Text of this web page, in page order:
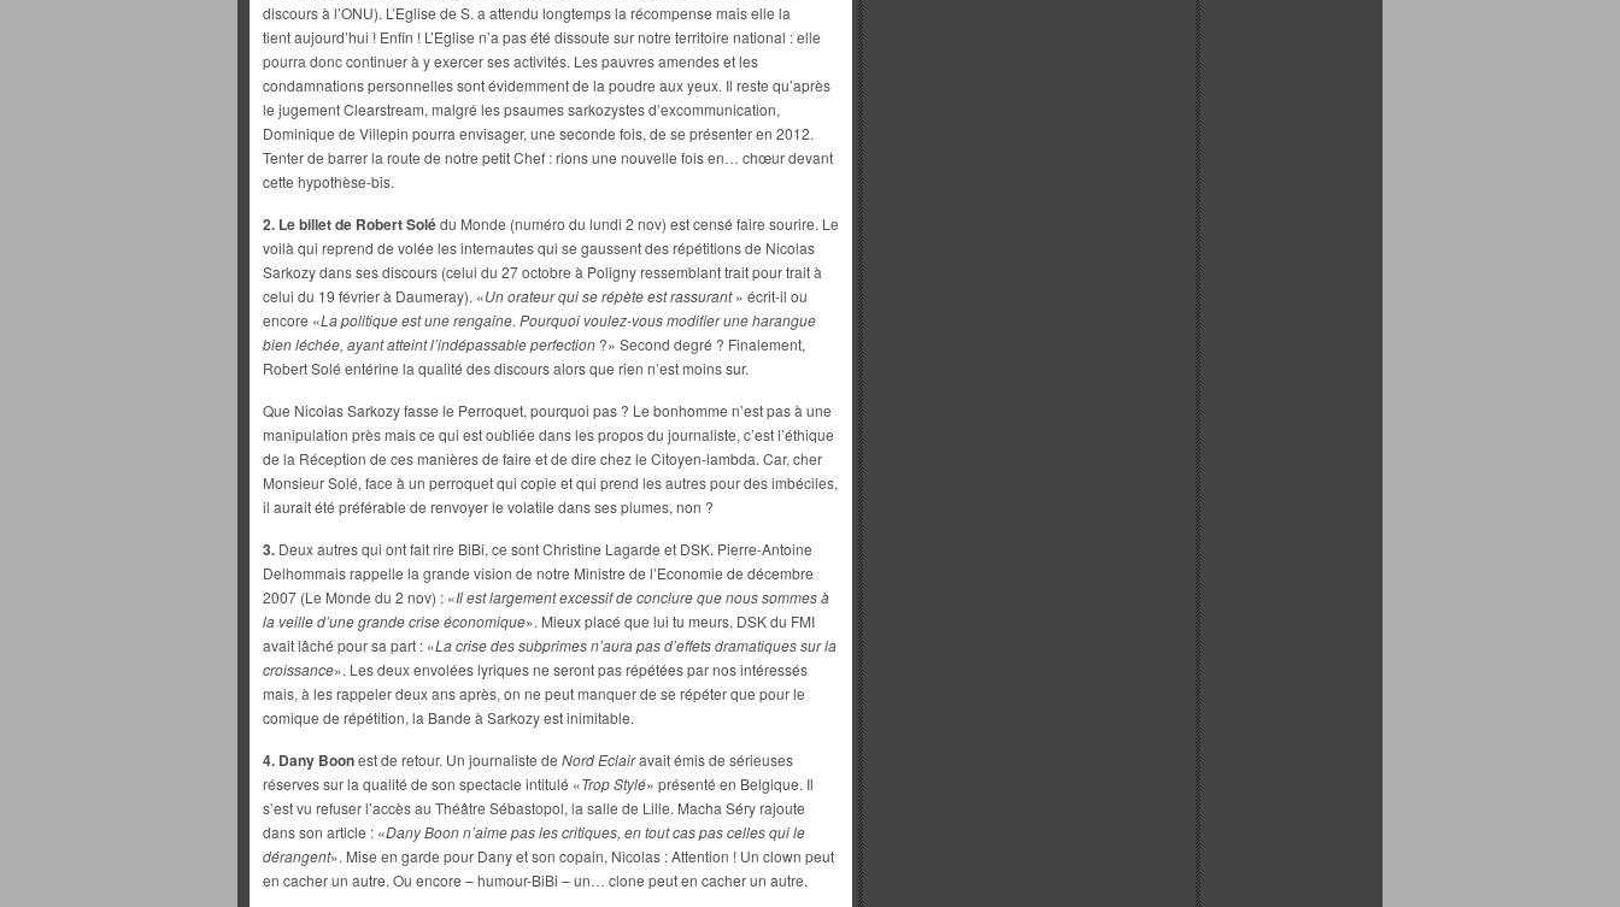
discours à l’ONU). L’Eglise de S. a attendu longtemps la récompense mais elle la
tient aujourd’hui ! Enfin ! L’Eglise n’a pas été dissoute sur notre territoire national : elle
pourra donc continuer à y exercer ses activités. Les pauvres amendes et les
condamnations personnelles sont évidemment de la poudre aux yeux. Il reste qu’après
le jugement Clearstream, malgré les psaumes sarkozystes d’excommunication,
Dominique de Villepin pourra envisager, une seconde fois, de se présenter en 2012.
Tenter de barrer la route de notre petit Chef : rions une nouvelle fois en… chœur devant
cette hypothèse-bis.
2. Le billet de Robert Solédu Monde (numéro du lundi 2 nov) est censé faire sourire. Le
voilà qui reprend de volée les internautes qui se gaussent des répétitions de Nicolas
Sarkozy dans ses discours (celui du 27 octobre à Poligny ressemblant trait pour trait à
celui du 19 février à Daumeray). «Un orateur qui se répète est rassurant» écrit-il ou
encore «La politique est une rengaine. Pourquoi voulez-vous modifier une harangue
bien léchée, ayant atteint l’indépassable perfection ?» Second degré ? Finalement,
Robert Solé entérine la qualité des discours alors que rien n’est moins sur.
Que Nicolas Sarkozy fasse le Perroquet, pourquoi pas ? Le bonhomme n’est pas à une
manipulation près mais ce qui est oubliée dans les propos du journaliste, c’est l’éthique
de la Réception de ces manières de faire et de dire chez le Citoyen-lambda. Car, cher
Monsieur Solé, face à un perroquet qui copie et qui prend les autres pour des imbéciles,
il aurait été préférable de renvoyer le volatile dans ses plumes, non ?
3. Deux autres qui ont fait rire BiBi, ce sont Christine Lagarde et DSK. Pierre-Antoine
Delhommais rappelle la grande vision de notre Ministre de l’Economie de décembre
2007 (Le Monde du 2 nov) : «Il est largement excessif de conclure que nous sommes à
la veille d’une grande crise économique». Mieux placé que lui tu meurs, DSK du FMI
avait lâché pour sa part : «La crise des subprimes n’aura pasd’effets dramatiques sur la
croissance». Les deux envolées lyriques ne seront pas répétées par nos intéressés
mais, à les rappeler deux ans après, on ne peut manquer de se répéter que pour le
comique de répétition, la Bande à Sarkozy est inimitable.
4. Dany Boonest de retour. Un journaliste de Nord Eclairavait émis de sérieuses
réserves sur la qualité de son spectacle intitulé «Trop Stylé» présenté en Belgique. Il
s’est vu refuser l’accès au Théâtre Sébastopol, la salle de Lille. Macha Séry rajoute
dans son article : «Dany Boon n’aime pas les critiques, en tout cas pas celles qui le
dérangent». Mise en garde pour Dany et son copain, Nicolas : Attention ! Un clown peut
en cacher un autre. Ou encore – humour-BiBi – un… clone peut en cacher un autre.